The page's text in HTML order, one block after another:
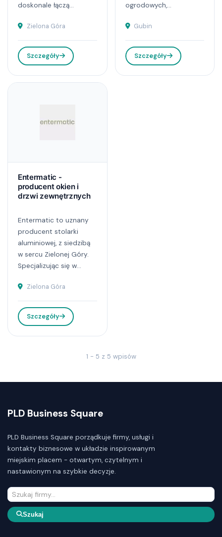
doskonale łączą...
Zielona Góra
Szczegóły
ogrodowych,...
Gubin
Szczegóły
Entermatic -
producent okien i
drzwi zewnętrznych
Entermatic to uznany
producent stolarki
aluminiowej, z siedzibą
w sercu Zielonej Góry.
Specjalizując się w...
Zielona Góra
Szczegóły
1 - 5 z 5 wpisów
PLD Business Square
PLD Business Square porządkuje firmy, usługi i
kontakty biznesowe w układzie inspirowanym
miejskim placem - otwartym, czytelnym i
nastawionym na szybkie decyzje.
Szukaj